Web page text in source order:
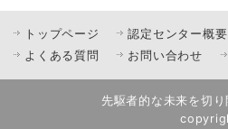
トップページ 認定センター概要
よくある質問
お問い合わせ
先駆者的な未来を切